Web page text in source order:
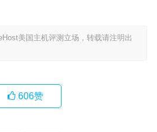
美国主机评测立场，转载请注明出
606赞